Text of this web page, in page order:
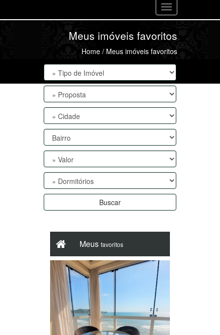
Navegaçåo
Meus imóveis favoritos
Home / Meus imóveis favoritos
Buscar
Meus favoritos